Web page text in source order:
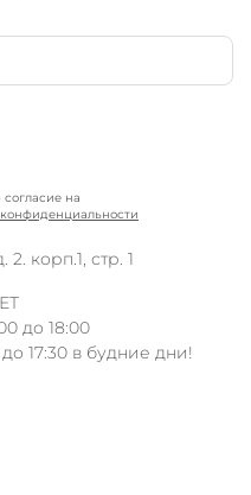
на
корп.1, стр. 1
до 18:00
17:30 в будние дни!